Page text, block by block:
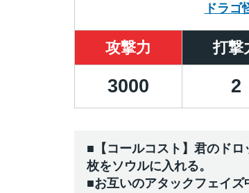
ドラゴ
攻撃力 打撃
3000 2
■【コールコスト】君のドロ
枚をソウルに入れる。
■お互いのアタックフェイ